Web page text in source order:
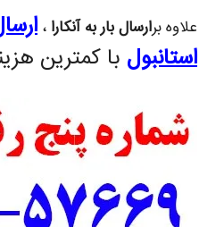
علاوه برارسال بار به آنکارا ،
استانبول با کمترین